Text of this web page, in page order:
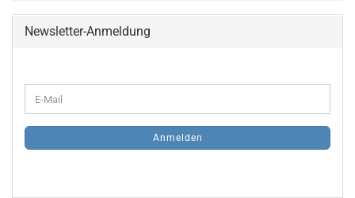
Newsletter-Anmeldung
ZUR
ANMELDUNG
E-
Mail
Anmelden